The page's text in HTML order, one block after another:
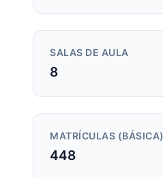
SALAS DE AULA
8
MATRÍCULAS (BÁSICA)
448